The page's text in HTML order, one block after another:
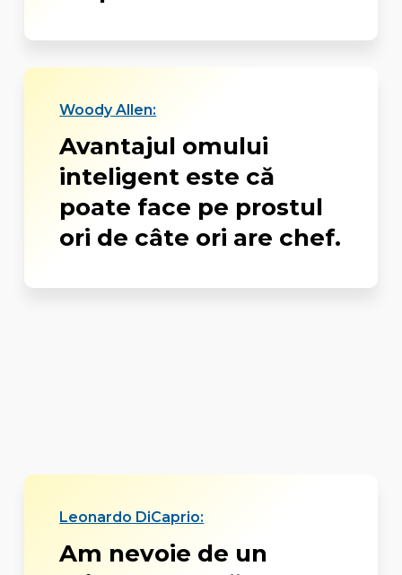
Woody Allen:
Avantajul omului
inteligent este că
poate face pe prostul
ori de câte ori are chef.
Leonardo DiCaprio:
Am nevoie de un